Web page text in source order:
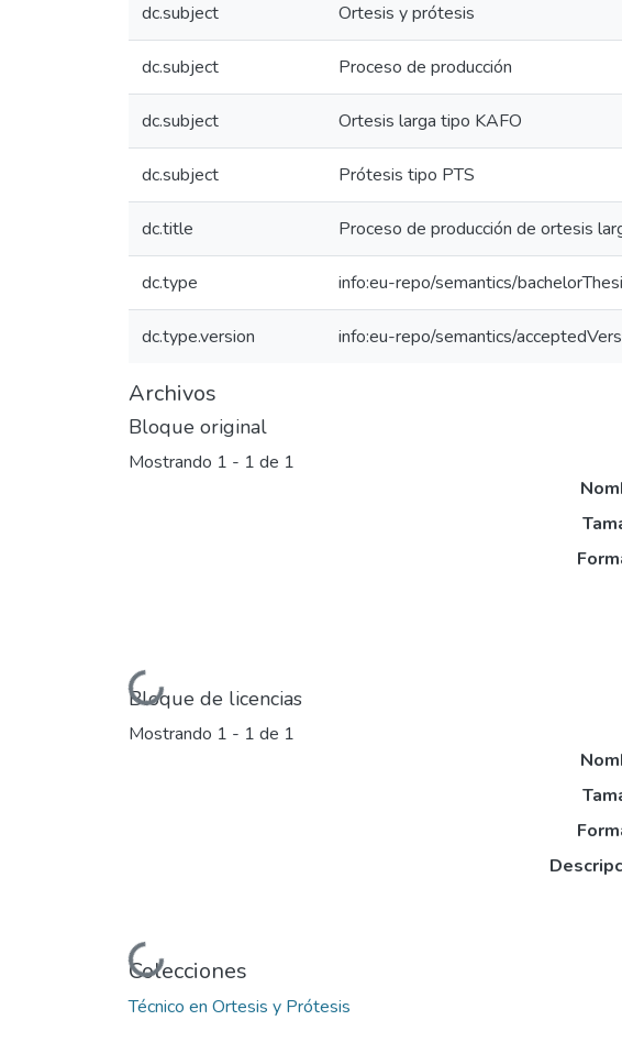
dc.subject Ortesis y prótesis
dc.subject Proceso de producción
dc.subject Ortesis larga tipo KAFO
dc.subject Prótesis tipo PTS
dc.title Proceso de producción de ortesis
dc.type info:eu-repo/semantics/
dc.type.version info:eu-repo/semantics/
Archivos
Bloque original
Mostrando 1 - 1 de 1
Cargando...
Bloque de licencias
Mostrando 1 - 1 de 1
Cargando...
Colecciones
Técnico en Ortesis y Prótesis